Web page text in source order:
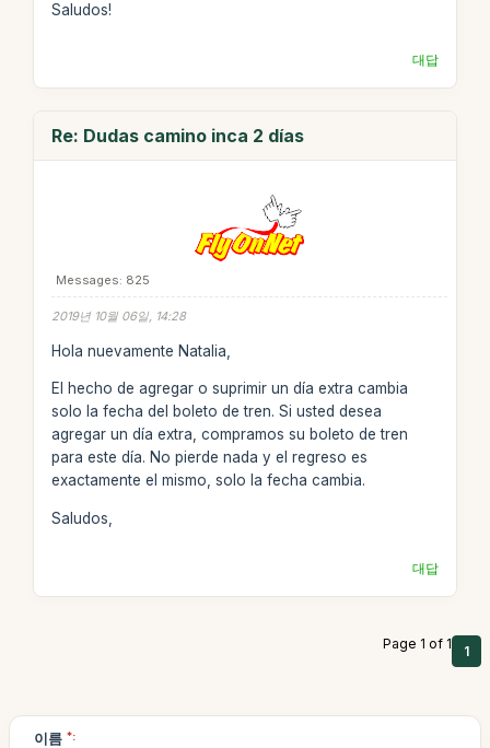
Saludos!
대답
Re: Dudas camino inca 2 días
Messages: 825
2019년 10월 06일, 14:28
Hola nuevamente Natalia,
El hecho de agregar o suprimir un día extra cambia
solo la fecha del boleto de tren. Si usted desea
agregar un día extra, compramos su boleto de tren
para este día. No pierde nada y el regreso es
exactamente el mismo, solo la fecha cambia.
Saludos,
대답
Page 1 of 1 1
이름 *: